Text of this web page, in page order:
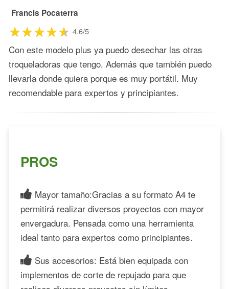
Francis Pocaterra
4.6/5
Con este modelo plus ya puedo desechar las otras
troqueladoras que tengo. Además que también puedo
llevarla donde quiera porque es muy portátil. Muy
recomendable para expertos y principiantes.
PROS
Mayor tamaño:Gracias a su formato A4 te
permitirá realizar diversos proyectos con mayor
envergadura. Pensada como una herramienta
ideal tanto para expertos como principiantes.
Sus accesorios: Está bien equipada con
implementos de corte de repujado para que